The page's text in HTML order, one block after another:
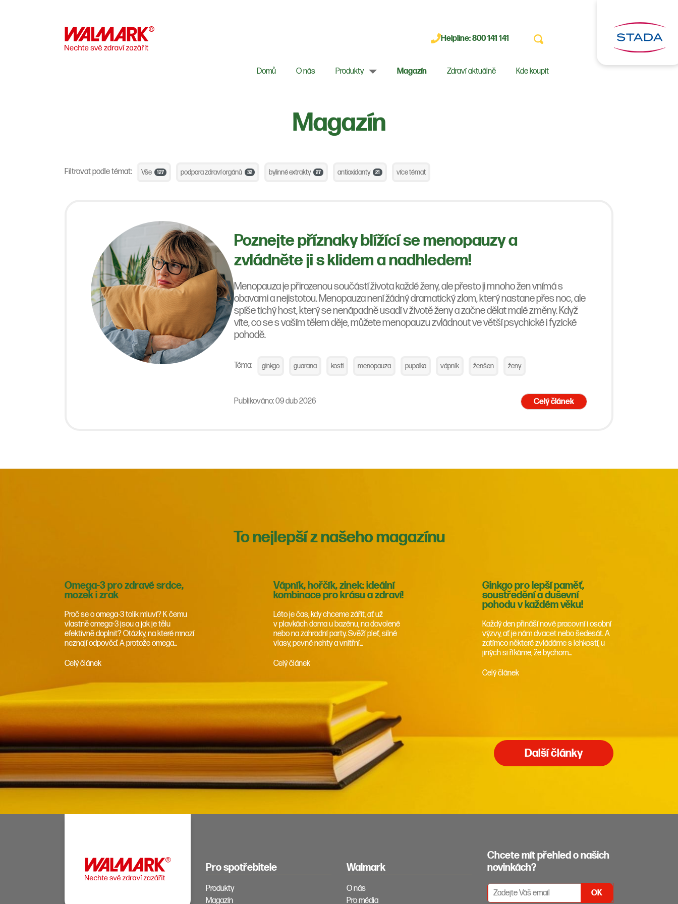
Helpline:800 141 141
Domů O nás Produkty Magazín Zdraví aktuálně Kde koupit
Magazín
Filtrovat podle témat: Vše 127 podpora zdraví orgánů 32 bylinné extrakty 27 antioxidanty 21 více témat
Poznejte příznaky blížící se menopauzy a
zvládněte ji s klidem a nadhledem!
Menopauza je přirozenou součástí života každé ženy, ale přesto ji mnoho žen vnímá s
obavami a nejistotou. Menopauza není žádný dramatický zlom, který nastane přes noc, ale
spíše tichý host, který se nenápadně usadí v životě ženy a začne dělat malé změny. Když
víte, co se s vaším tělem děje, můžete menopauzu zvládnout ve větší psychické i fyzické
pohodě.
Téma: ginkgo guarana kosti menopauza pupalka vápník ženšen ženy
Publikováno: 09 dub 2026 Celý článek
To nejlepší z našeho magazínu
Omega-3 pro zdravé srdce,
mozek i zrak
Proč se o omega-3 tolik mluví? K čemu
vlastně omega-3 jsou a jak je tělu
efektivně doplnit? Otázky, na které mnozí
neznají odpověď. A protože omega...
Celý článek
Vápník, hořčík, zinek: ideální
kombinace pro krásu a zdraví!
Léto je čas, kdy chceme zářit, ať už
v plavkách doma u bazénu, na dovolené
nebo na zahradní party. Svěží pleť, silné
vlasy, pevné nehty a vnitřní...
Celý článek
Ginkgo pro lepší paměť,
soustředění a duševní
pohodu v každém věku!
Každý den přináší nové pracovní i osobní
výzvy, ať je nám dvacet nebo šedesát. A
zatímco některé zvládáme s lehkostí, u
jiných si říkáme, že bychom...
Celý článek
Další články
Pro spotřebitele
Produkty
Magazín
Walmark
O nás
Pro média
Chcete mít přehled o našich
novinkách?
PŘIHLÁŠENÍ K ODBĚRU NEWSLETTERŮ